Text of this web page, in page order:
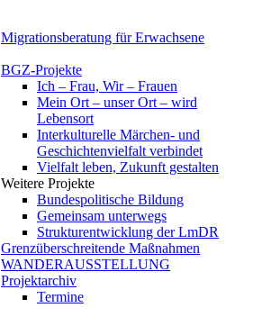
Migrationsberatung für Erwachsene
BGZ-Projekte
Ich – Frau, Wir – Frauen
Mein Ort – unser Ort – wird
Lebensort
Interkulturelle Märchen- und
Geschichtenvielfalt verbindet
Vielfalt leben, Zukunft gestalten
Weitere Projekte
Bundespolitische Bildung
Gemeinsam unterwegs
Strukturentwicklung der LmDR
Grenzüberschreitende Maßnahmen
WANDERAUSSTELLUNG
Projektarchiv
Termine